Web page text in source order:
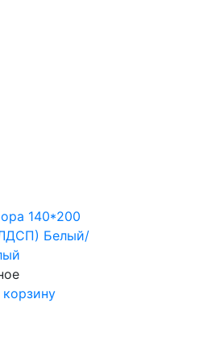
140*200
Белый/
корзину